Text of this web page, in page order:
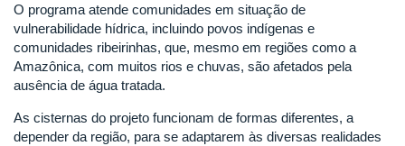
O programa atende comunidades em situação de
vulnerabilidade hídrica, incluindo povos indígenas e
comunidades ribeirinhas, que, mesmo em regiões como a
Amazônica, com muitos rios e chuvas, são afetados pela
ausência de água tratada.
As cisternas do projeto funcionam de formas diferentes, a
depender da região, para se adaptarem às diversas realidades